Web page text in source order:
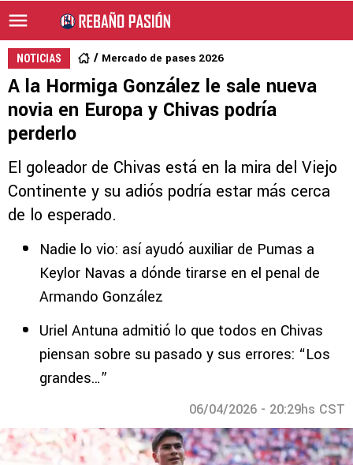
NOTICIAS Mercado de pases 2026
A la Hormiga González le sale nueva
novia en Europa y Chivas podría
perderlo
El goleador de Chivas está en la mira del Viejo
Continente y su adiós podría estar más cerca
de lo esperado.
Nadie lo vio: así ayudó auxiliar de Pumas a
Keylor Navas a dónde tirarse en el penal de
Armando González
Uriel Antuna admitió lo que todos en Chivas
piensan sobre su pasado y sus errores: “Los
grandes…”
06/04/2026 - 20:29hs CST